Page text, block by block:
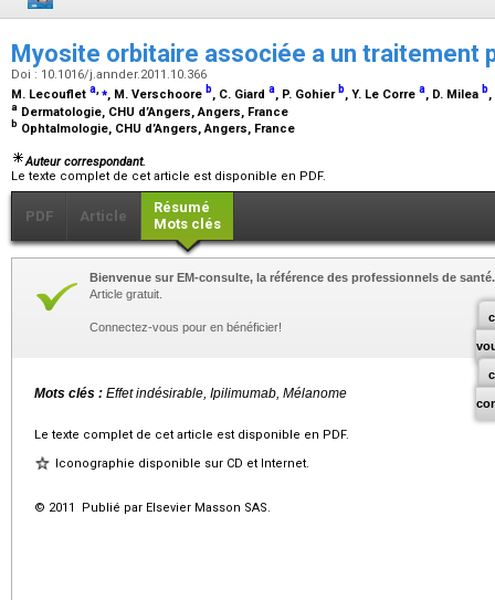
Myosite orbitaire associée a un traitement
Doi : 10.1016/j.annder.2011.10.366
M. Lecouflet a ⁎, M. Verschoore b, C. Giard a, P. Gohier b, Y. Le Corre a, D. Milea b
a Dermatologie, CHU d’Angers, Angers, France
b Ophtalmologie, CHU d’Angers, Angers, France
Auteur correspondant.
Le texte complet de cet article est disponible en PDF.
PDF Article
Résumé
Mots clés
Bienvenue sur EM-consulte, la référence des professionnels de santé.
Article gratuit.
Connectez-vous pour en bénéficier!
Mots clés : Effet indésirable, Ipilimumab, Mélanome
Le texte complet de cet article est disponible en PDF.
Iconographie disponible sur CD et Internet.
© 2011 Publié par Elsevier Masson SAS.